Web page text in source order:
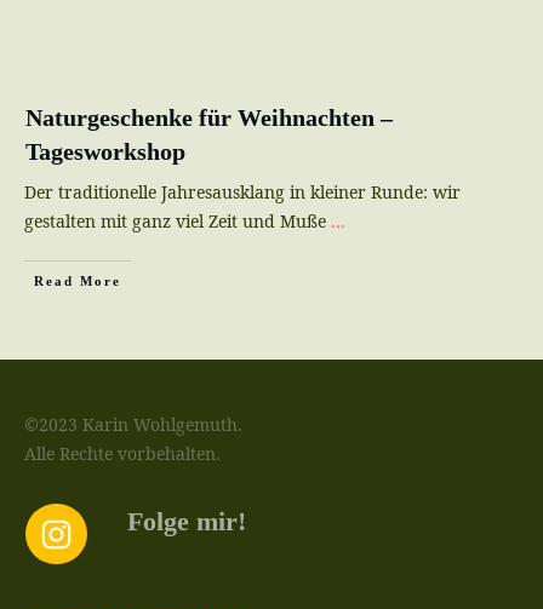
Naturgeschenke für Weihnachten –
Tagesworkshop
Der traditionelle Jahresausklang in kleiner Runde: wir
gestalten mit ganz viel Zeit und Muße ...
Read More
©2023 Karin Wohlgemuth.
Alle Rechte vorbehalten.
Folge mir!